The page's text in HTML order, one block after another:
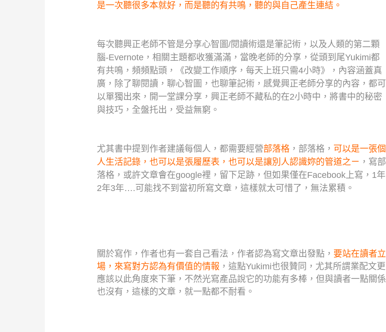
是一次聽很多本就好，而是聽的有共鳴，聽的與自己產生連結。
每次聽興正老師不管是分享心智圖/閱讀術還是筆記術，以及人類的第二顆
腦-Evernote，相關主題都收獲滿滿，當晚老師的分享，從頭到尾Yukimi都
有共鳴，頻頻點頭，《改變工作順序，每天上班只需4小時》，內容涵蓋真
廣，除了聊閱讀，聊心智圖，也聊筆記術，感覺興正老師分享的內容，都可
以單獨出來，開一堂課分享，興正老師不藏私的在2小時中，將書中的秘密
與技巧，全盤托出，受益無窮。
尤其書中提到作者建議每個人，都需要經營部落格，部落格， 可以是一張個
人生活記錄，也可以是張履歷表，也可以是讓別人認識妳的管道之ㄧ ，寫部
落格，或許文章會在google裡，留下足跡，但如果僅在Facebook上寫，1年
2年3年….可能找不到當初所寫文章，這樣就太可惜了，無法累積。
關於寫作，作者也有一套自己看法，作者認為寫文章出發點， 要站在讀者立
場，來寫對方認為有價值的情報 ，這點Yukimi也很贊同，尤其所謂業配文更
應該以此角度來下筆，不然光寫產品說它的功能有多棒，但與讀者一點關係
也沒有，這樣的文章，就一點都不耐看。